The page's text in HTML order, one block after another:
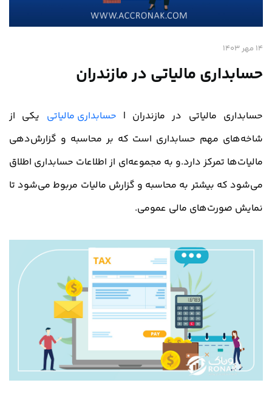
14 مهر 1403
حسابداری مالیاتی در مازندران
حسابداری مالیاتی در مازندران | حسابداری مالیاتی یکی از
شاخه‌های مهم حسابداری است که بر محاسبه و گزارش‌دهی
مالیات‌ها تمرکز دارد.و به مجموعه‌ای از اطلاعات حسابداری اطلاق
می‌شود که بیشتر به محاسبه و گزارش مالیات مربوط می‌شود تا
نمایش صورت‌های مالی عمومی.